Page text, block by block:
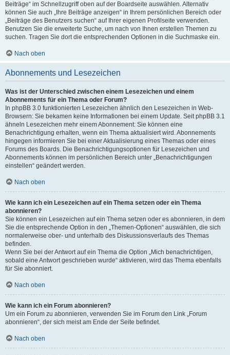
Beiträge“ im Schnellzugriff oben auf der Boardseite auswählen. Alternativ
können Sie auch „Ihre Beiträge anzeigen“ in Ihrem persönlichen Bereich oder
„Beiträge des Benutzers suchen“ auf Ihrer eigenen Profilseite verwenden.
Benutzen Sie die erweiterte Suche, um nach von Ihnen erstellen Themen zu
suchen. Tragen Sie dort die entsprechenden Optionen in die Suchmaske ein.
Nach oben
Abonnements und Lesezeichen
Was ist der Unterschied zwischen einem Lesezeichen und einem
Abonnements für ein Thema oder Forum?
In phpBB 3.0 funktionierten Lesezeichen ähnlich den Lesezeichen in Web-
Browsern: Sie bekamen keine Informationen bei einem Update. Seit phpBB 3.1
ähneln Lesezeichen mehr einem Abonnement: Sie können eine
Benachrichtigung erhalten, wenn ein Thema aktualisiert wird. Abonnements
hingegen informieren Sie bei einer Aktualisierung eines Themas oder eines
Forums des Boards. Die Benachrichtigungsoptionen für Lesezeichen und
Abonnements können im persönlichen Bereich unter „Benachrichtigungen
einstellen“ geändert werden.
Nach oben
Wie kann ich ein Lesezeichen auf ein Thema setzen oder ein Thema
abonnieren?
Sie können ein Lesezeichen auf ein Thema setzen oder es abonnieren, in dem
Sie die entsprechende Option in den „Themen-Optionen“ auswählen, die sich
normalerweise ober- und unterhalb des Diskussionsverlaufs des Themas
befinden.
Wenn Sie bei der Antwort auf ein Thema die Option „Mich benachrichtigen,
sobald eine Antwort geschrieben wurde“ aktivieren, wird das Thema ebenfalls
für Sie abonniert.
Nach oben
Wie kann ich ein Forum abonnieren?
Um ein Forum zu abonnieren, verwenden Sie im Forum den Link „Forum
abonnieren“, der sich meist am Ende der Seite befindet.
Nach oben